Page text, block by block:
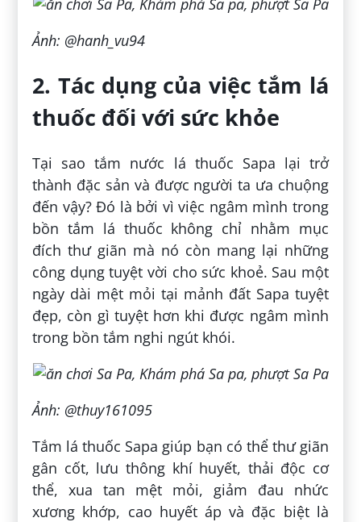
Ảnh: @hanh_vu94
2. Tác dụng của việc tắm lá
thuốc đối với sức khỏe
Tại sao tắm nước lá thuốc Sapa lại trở
thành đặc sản và được người ta ưa chuộng
đến vậy? Đó là bởi vì việc ngâm mình trong
bồn tắm lá thuốc không chỉ nhằm mục
đích thư giãn mà nó còn mang lại những
công dụng tuyệt vời cho sức khoẻ. Sau một
ngày dài mệt mỏi tại mảnh đất Sapa tuyệt
đẹp, còn gì tuyệt hơn khi được ngâm mình
trong bồn tắm nghi ngút khói.
Ảnh: @thuy161095
Tắm lá thuốc Sapa giúp bạn có thể thư giãn
gân cốt, lưu thông khí huyết, thải độc cơ
thể, xua tan mệt mỏi, giảm đau nhức
xương khớp, cao huyết áp và đặc biệt là